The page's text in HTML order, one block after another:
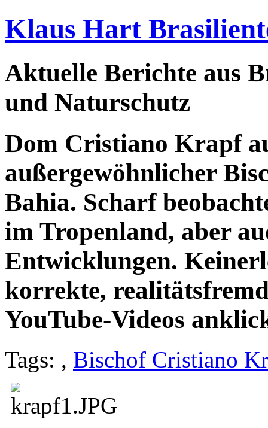
Klaus Hart
Aktuelle Berichte aus
und Naturschutz
Dom Cristiano Krapf
außergewöhnlicher
Bahia. Scharf
im Tropenland, aber
Entwicklungen.
korrekte,
YouTube-Videos
Tags: , Bischof Cristiano